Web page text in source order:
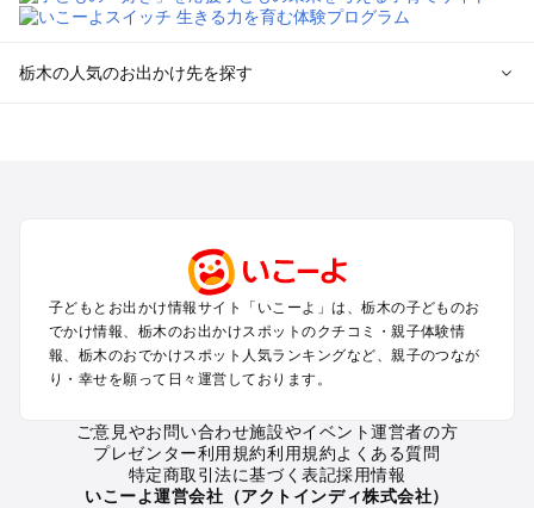
栃木の人気のお出かけ先を探す
小山・栃木・鹿沼周辺のプールお出かけ
熊谷・太田・足利・古河のプールお出かけ
塩原・矢板・大田原・西那須野のプールお出かけ
鬼怒川・川治・湯西川・川俣のプールお出かけ
真岡・益子・茂木・馬頭のプールお出かけ
栃木の定番お出かけスポット
栃木の遊園地
栃木の動物園
子どもとお出かけ情報サイト「いこーよ」は、栃木の子どものお
でかけ情報、栃木のお出かけスポットのクチコミ・親子体験情
報、栃木のおでかけスポット人気ランキングなど、親子のつなが
り・幸せを願って日々運営しております。
ご意見やお問い合わせ施設やイベント運営者の方
プレゼンター利用規約利用規約よくある質問
特定商取引法に基づく表記採用情報
いこーよ運営会社（アクトインディ株式会社）